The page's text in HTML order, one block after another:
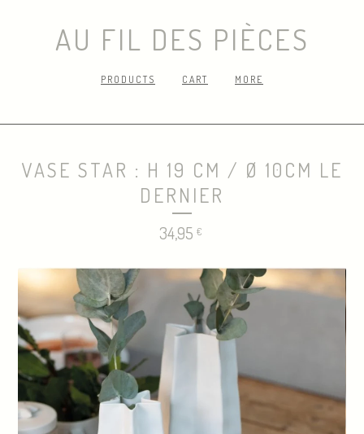
AU FIL DES PIÈCES
PRODUCTS CART MORE
VASE STAR : H 19 CM / Ø 10CM LE
DERNIER
34,95 €